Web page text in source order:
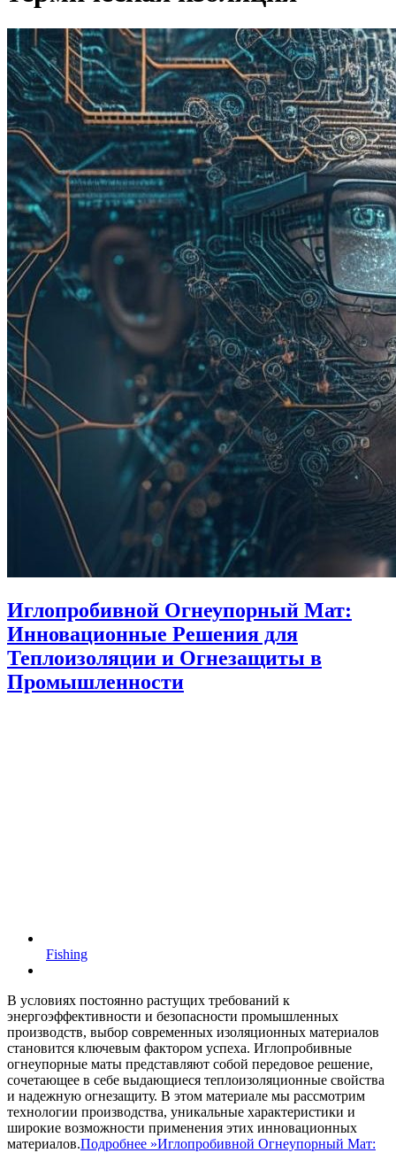
Иглопробивной Огнеупорный Мат:
Инновационные Решения для
Теплоизоляции и Огнезащиты в
Промышленности
Fishing
В условиях постоянно растущих требований к
энергоэффективности и безопасности промышленных
производств, выбор современных изоляционных материалов
становится ключевым фактором успеха. Иглопробивные
огнеупорные маты представляют собой передовое решение,
сочетающее в себе выдающиеся теплоизоляционные свойства
и надежную огнезащиту. В этом материале мы рассмотрим
технологии производства, уникальные характеристики и
широкие возможности применения этих инновационных
материалов.Подробнее »Иглопробивной Огнеупорный Мат: